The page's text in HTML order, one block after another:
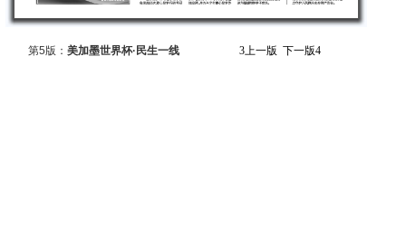
第5版： 美加墨世界杯·民生一线 3上一版 下一版4